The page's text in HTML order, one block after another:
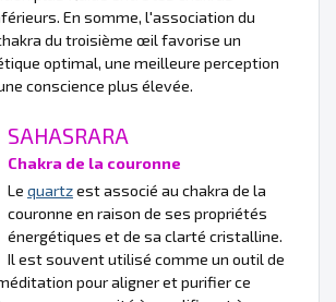
En somme, l'association du
du troisième œil favorise un
optimal, une meilleure perception
conscience plus élevée.
SAHASRARA
Chakra de la couronne
Le quartzest associé au chakra de la
couronne en raison de ses propriétés
énergétiques et de sa clarté cristalline.
Il est souvent utilisé comme un outil de
pour aligner et purifier ce